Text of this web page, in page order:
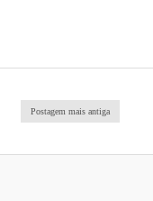
Postagem mais antiga